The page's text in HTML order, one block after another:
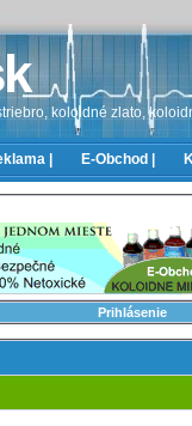
koloidné zlato,
| E-Obchod |
Prihlásenie